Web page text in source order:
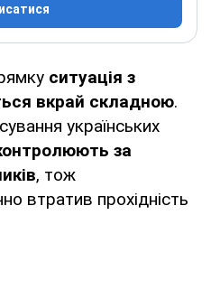
ситуація з
вкрай складною.
українських
за
, тож
втратив прохідність